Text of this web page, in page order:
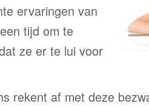
ervaringen van
tijd om te
ze er te lui voor
rekent af met deze